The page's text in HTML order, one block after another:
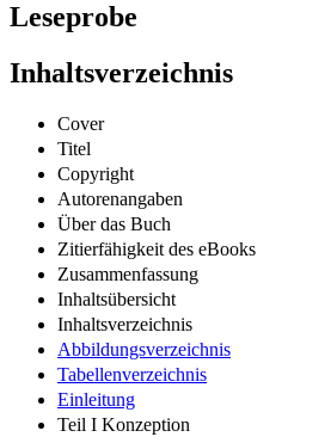
Leseprobe
Inhaltsverzeichnis
Cover
Titel
Copyright
Autorenangaben
Über das Buch
Zitierfähigkeit des eBooks
Zusammenfassung
Inhaltsübersicht
Inhaltsverzeichnis
Abbildungsverzeichnis
Tabellenverzeichnis
Einleitung
Teil I Konzeption